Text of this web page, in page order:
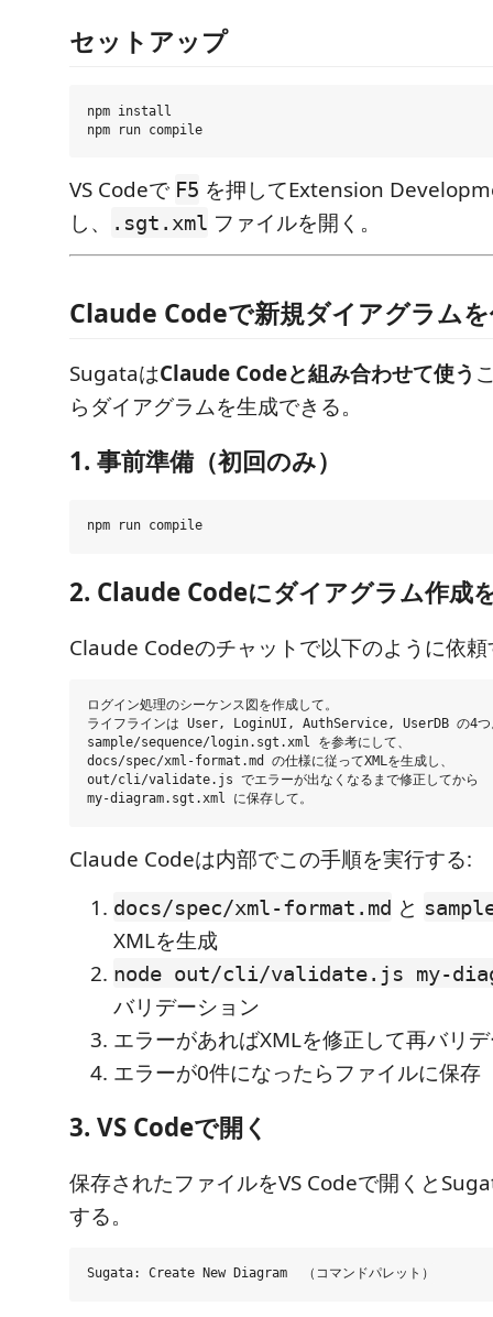
セットアップ
npm install
VS Codeで F5 を押してExtension
し、
.sgt.xml ファイルを開く。
Claude Codeで新規ダイアグラム
SugataはClaude Codeと組み合わせて使う
らダイアグラムを生成できる。
1. 事前準備（初回のみ）
2. Claude Codeにダイアグラム作成
Claude Codeのチャットで以下のように依
ログイン処理のシーケンス図を作成して。
ライフラインは User, LoginUI, AuthService, UserDB の4つ
sample/sequence/login.sgt.xml を参考にして、
docs/spec/xml-format.md の仕様に従ってXMLを生成し、
out/cli/validate.js でエラーが出なくなるまで修正してから
Claude Codeは内部でこの手順を実行する:
docs/spec/xml-format.md と
XMLを生成
node out/cli/validate.js my-
バリデーション
エラーがあればXMLを修正して再バリ
エラーが0件になったらファイルに保存
3. VS Codeで開く
保存されたファイルをVS Codeで開くと
する。